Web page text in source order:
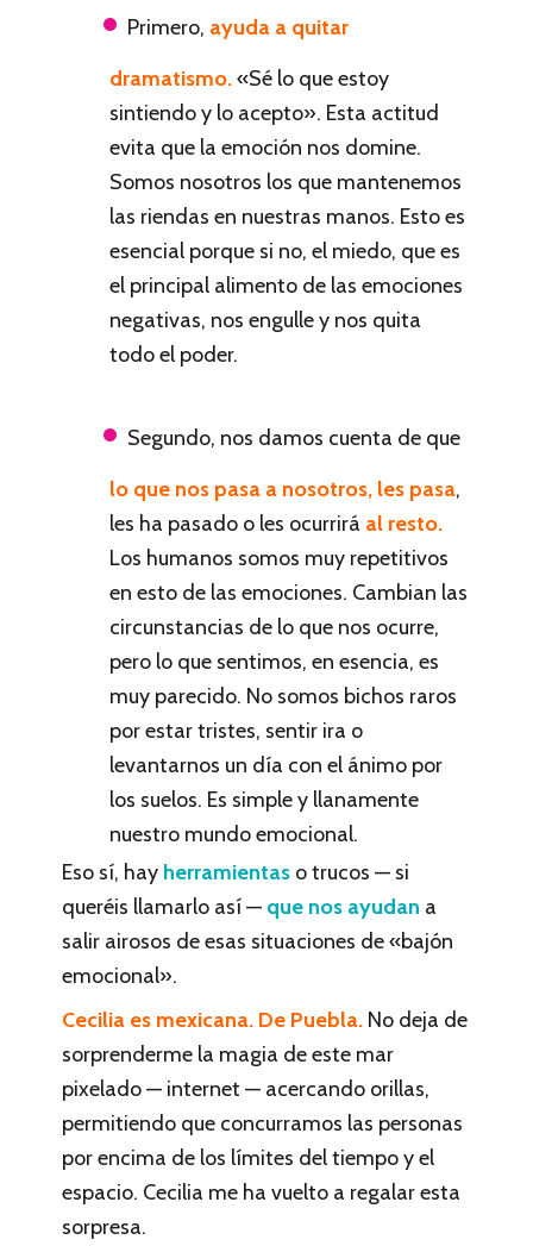
Primero, ayuda a quitar
dramatismo.«Sé lo que estoy
sintiendo y lo acepto». Esta actitud
evita que la emoción nos domine.
Somos nosotros los que mantenemos
las riendas en nuestras manos. Esto es
esencial porque si no, el miedo, que es
el principal alimento de las emociones
negativas, nos engulle y nos quita
todo el poder.
Segundo, nos damos cuenta de que
lo que nos pasa a nosotros, les pasa,
les ha pasado o les ocurrirá al resto.
Los humanos somos muy repetitivos
en esto de las emociones. Cambian las
circunstancias de lo que nos ocurre,
pero lo que sentimos, en esencia, es
muy parecido. No somos bichos raros
por estar tristes, sentir ira o
levantarnos un día con el ánimo por
los suelos. Es simple y llanamente
nuestro mundo emocional.
Eso sí, hay herramientas o trucos — si
queréis llamarlo así — que nos ayudan a
salir airosos de esas situaciones de «bajón
emocional».
Cecilia es mexicana. De Puebla. No deja de
sorprenderme la magia de este mar
pixelado — internet — acercando orillas,
permitiendo que concurramos las personas
por encima de los límites del tiempo y el
espacio. Cecilia me ha vuelto a regalar esta
sorpresa.